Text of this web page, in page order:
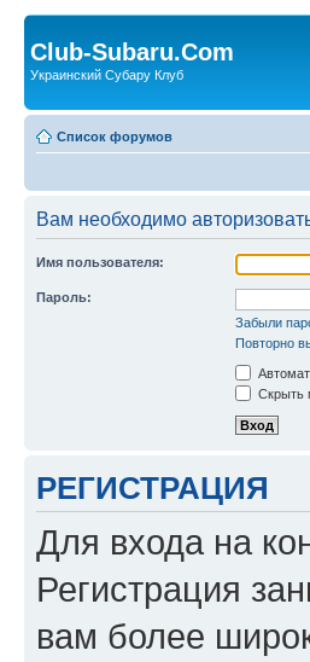
Club-Subaru.Com
Украинский Субару Клуб
Список форумов
Вам необходимо
Имя пользователя:
Пароль:
Забыли
Повторно
Скрыть
РЕГИСТРАЦИЯ
Для входа на
Регистрация
вам более